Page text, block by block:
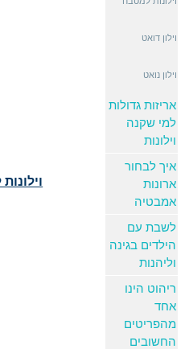
וילון דואט
וילון נואט
אריזות גדולות
למי שקנה
וילונות
איך לבחור
ארונות
אמבטיה
לשבת עם
הילדים בגינה
וליהנות
ריהוט הינו
אחד
מהפריטים
החשובים